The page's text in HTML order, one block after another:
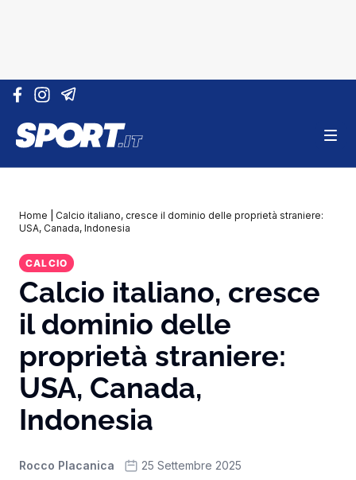
Vai al contenuto
Home
Calcio italiano, cresce il dominio delle proprietà straniere:
USA, Canada, Indonesia
CALCIO
Calcio italiano, cresce
il dominio delle
proprietà straniere:
USA, Canada,
Indonesia
Rocco Placanica 25 Settembre 2025